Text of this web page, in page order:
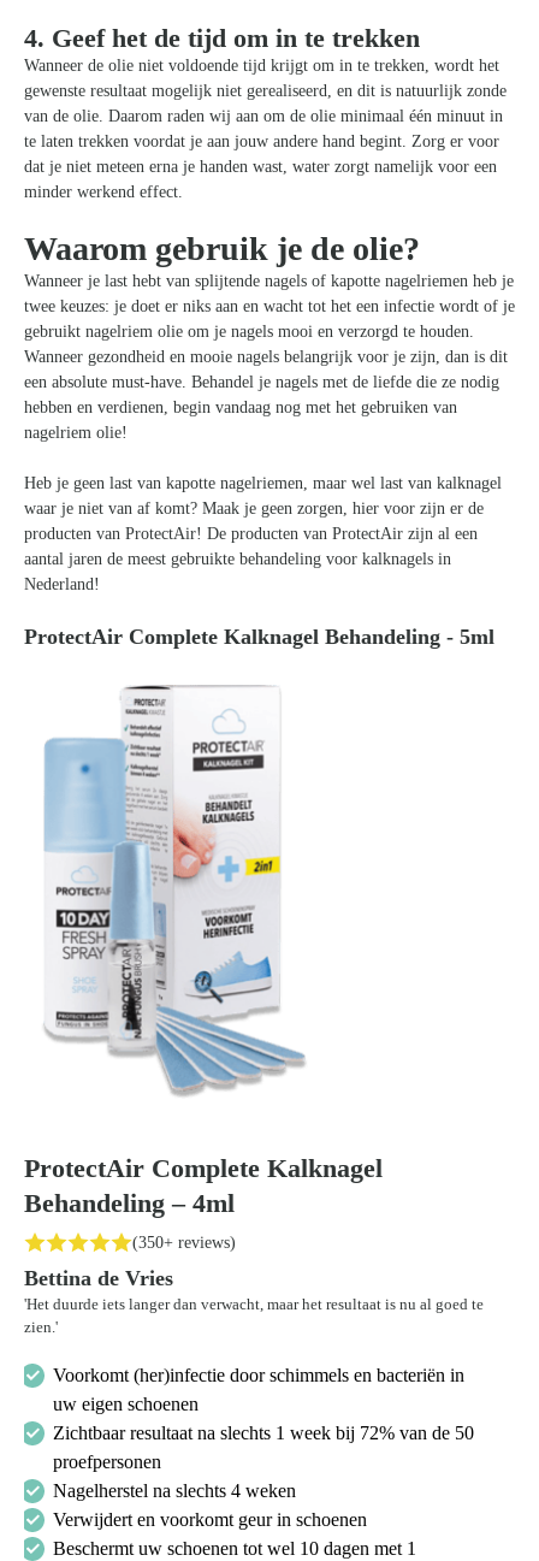
4. Geef het de tijd om in te trekken
Wanneer de olie niet voldoende tijd krijgt om in te trekken, wordt het
gewenste resultaat mogelijk niet gerealiseerd, en dit is natuurlijk zonde
van de olie. Daarom raden wij aan om de olie minimaal één minuut in
te laten trekken voordat je aan jouw andere hand begint. Zorg er voor
dat je niet meteen erna je handen wast, water zorgt namelijk voor een
minder werkend effect.
Waarom gebruik je de olie?
Wanneer je last hebt van splijtende nagels of kapotte nagelriemen heb je
twee keuzes: je doet er niks aan en wacht tot het een infectie wordt of je
gebruikt nagelriem olie om je nagels mooi en verzorgd te houden.
Wanneer gezondheid en mooie nagels belangrijk voor je zijn, dan is dit
een absolute must-have. Behandel je nagels met de liefde die ze nodig
hebben en verdienen, begin vandaag nog met het gebruiken van
nagelriem olie!
Heb je geen last van kapotte nagelriemen, maar wel last van kalknagel
waar je niet van af komt? Maak je geen zorgen, hier voor zijn er de
producten van ProtectAir! De producten van ProtectAir zijn al een
aantal jaren de meest gebruikte behandeling voor kalknagels in
Nederland!
ProtectAir Complete Kalknagel Behandeling - 5ml
ProtectAir Complete Kalknagel
Behandeling – 4ml
(350+ reviews)
Bettina de Vries
'Het duurde iets langer dan verwacht, maar het resultaat is nu al goed te
zien.'
Voorkomt (her)infectie door schimmels en bacteriën in
uw eigen schoenen
Zichtbaar resultaat na slechts 1 week bij 72% van de 50
proefpersonen
Nagelherstel na slechts 4 weken
Verwijdert en voorkomt geur in schoenen
Beschermt uw schoenen tot wel 10 dagen met 1